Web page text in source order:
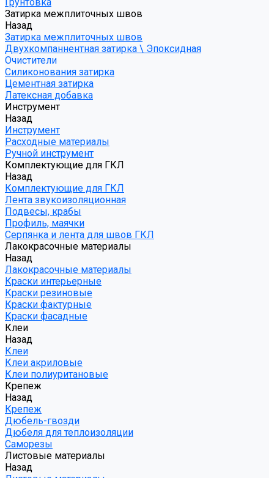
Затирка межплиточных швов
Назад
Затирка межплиточных швов
Двухкомпаннентная затирка \ Эпоксидная
Очистители
Силиконования затирка
Цементная затирка
Латексная добавка
Инструмент
Назад
Инструмент
Расходные материалы
Ручной инструмент
Комплектующие для ГКЛ
Назад
Комплектующие для ГКЛ
Лента звукоизоляционная
Подвесы, крабы
Профиль, маячки
Серпянка и лента для швов ГКЛ
Лакокрасочные материалы
Назад
Лакокрасочные материалы
Краски интерьерные
Краски резиновые
Краски фактурные
Краски фасадные
Клеи
Назад
Клеи
Клеи акриловые
Клеи полиуритановые
Крепеж
Назад
Крепеж
Дюбель-гвозди
Дюбеля для теплоизоляции
Саморезы
Листовые материалы
Назад